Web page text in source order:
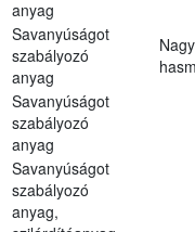
anyag
Savanyúságot
szabályozó
anyag
Savanyúságot
szabályozó
anyag
Savanyúságot
szabályozó
anyag,